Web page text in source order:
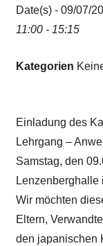
Date(s) - 09/07/
11:00 - 15:15
Kategorien
Einladung des
Lehrgang –
Samstag, den
Wir möchten
Eltern,
den japanischen